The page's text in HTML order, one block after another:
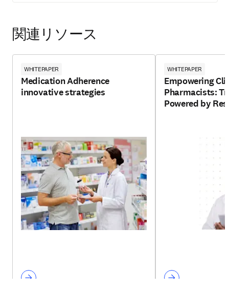
関連リソース
WHITEPAPER
Medication Adherence
innovative strategies
WHITEPAPER
Empowering
Pharmacists:
Powered by